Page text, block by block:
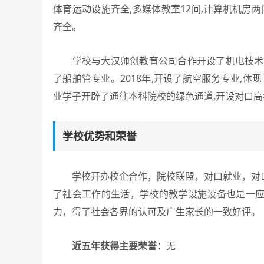
体育运动设施齐全,多媒体教室12间,计算机机房
齐全。
学校与大汉师创教育公司合作开设了机电技术
了船舶管专业。2018年,开设了航空服务专业,体
业学子开辟了通往本科院校的绿色通道,开设对口
学校优势和荣誉
学校开办校企合作，院校联盟，对口就业，对
了社会工作的生活，学校的教学设施设备也是一
力，得了社会各界的认可及广生家长的一致好评。
近五年获得主要荣誉： 无